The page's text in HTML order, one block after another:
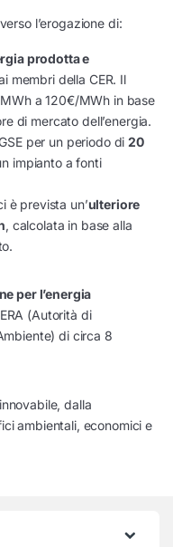
l’erogazione di:
prodotta e
membri della CER. Il
a 120€/MWh in base
di mercato dell’energia.
per un periodo di20
impianto a fonti
è prevista un’ulteriore
, calcolata in base alla
per l’energia
(Autorità di
di circa 8
dalla
ambientali, economici e